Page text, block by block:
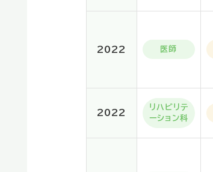
2022 医師
2022
リハビリテ
ーション科